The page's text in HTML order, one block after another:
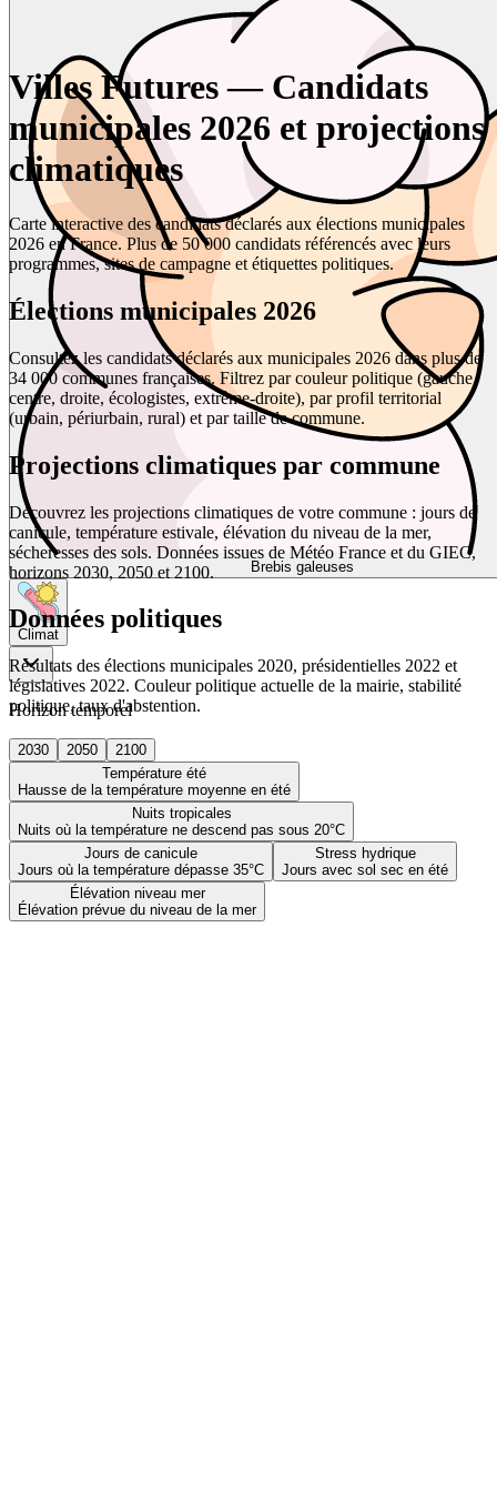
Brebis galeuses
Climat
Horizon temporel
2030 2050
2100
Température été
Hausse de la température moyenne en été
Nuits tropicales
Nuits où la température ne descend pas sous 20°C
Jours de canicule
Jours où la température dépasse 35°C
Stress hydrique
Jours avec sol sec en été
Élévation niveau mer
Élévation prévue du niveau de la mer
Villes Futures — Candidats
municipales 2026 et projections
climatiques
Carte interactive des candidats déclarés aux élections municipales
2026 en France. Plus de 50 000 candidats référencés avec leurs
programmes, sites de campagne et étiquettes politiques.
Élections municipales 2026
Consultez les candidats déclarés aux municipales 2026 dans plus de
34 000 communes françaises. Filtrez par couleur politique (gauche,
centre, droite, écologistes, extrême-droite), par profil territorial
(urbain, périurbain, rural) et par taille de commune.
Projections climatiques par commune
Découvrez les projections climatiques de votre commune : jours de
canicule, température estivale, élévation du niveau de la mer,
sécheresses des sols. Données issues de Météo France et du GIEC,
horizons 2030, 2050 et 2100.
Données politiques
Résultats des élections municipales 2020, présidentielles 2022 et
législatives 2022. Couleur politique actuelle de la mairie, stabilité
politique, taux d'abstention.